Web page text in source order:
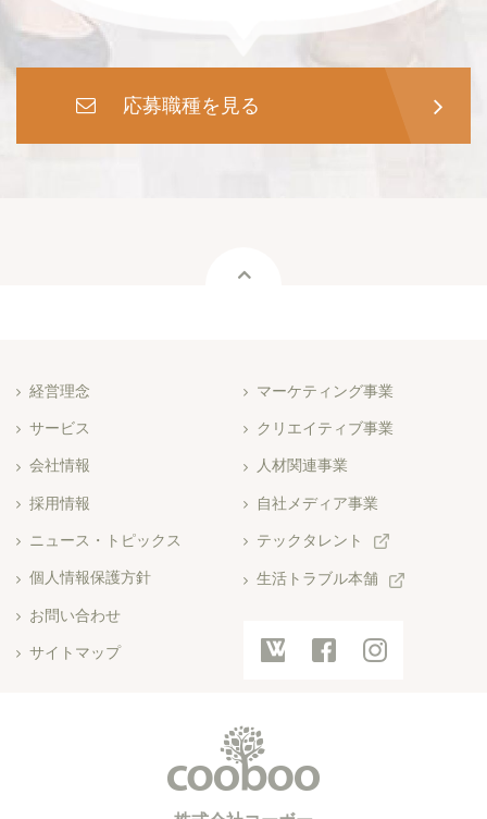
 応募職種を見る

経営理念
サービス
会社情報
採用情報
マーケティング事業
クリエイティブ事業
人材関連事業
自社メディア事業
ニュース・トピックス
個人情報保護方針
お問い合わせ
サイトマップ
テックタレント
生活トラブル本舗